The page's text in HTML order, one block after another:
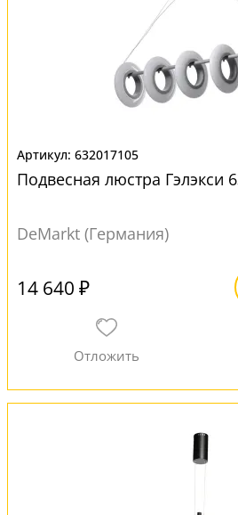
632017105
Подвесная люстра Гэлэкси
DeMarkt (Германия)
14 640 ₽